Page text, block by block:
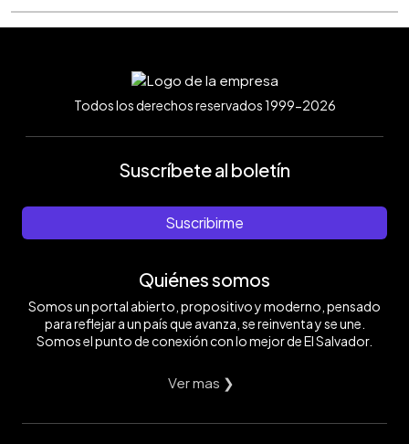
Todos los derechos reservados 1999-2026
Suscríbete al boletín
Suscribirme
Quiénes somos
Somos un portal abierto, propositivo y moderno, pensado
para reflejar a un país que avanza, se reinventa y se une.
Somos el punto de conexión con lo mejor de El Salvador.
Ver mas ❯